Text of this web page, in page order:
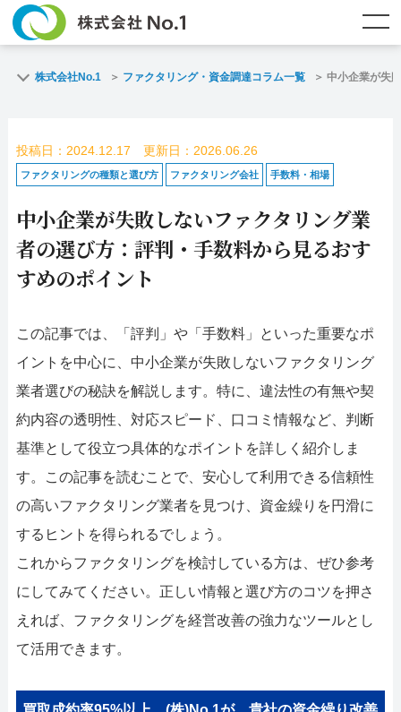
ファクタリングとは？
よくある質問 ファクタリング・資金調達コラム
企業情報 お問い合わせ
名古屋支店HP 福岡支店HP
お問合せ
査定依頼
お問い合わせ
052-414-4107 092-419-2433
おすすめ記事
ファクタリングで通りやすい会社はどういう会社？
株式会社No.1 ファクタリング・資金調達コラム一覧 中小企業が失
投稿日：2024.12.17 更新日：2026.06.26
ファクタリングの種類と選び方 ファクタリング会社 手数料・相場
中小企業が失敗しないファクタリング業
者の選び方：評判・手数料から見るおす
すめのポイント
この記事では、「評判」や「手数料」といった重要なポ
イントを中心に、中小企業が失敗しないファクタリング
業者選びの秘訣を解説します。特に、違法性の有無や契
約内容の透明性、対応スピード、口コミ情報など、判断
基準として役立つ具体的なポイントを詳しく紹介しま
す。この記事を読むことで、安心して利用できる信頼性
の高いファクタリング業者を見つけ、資金繰りを円滑に
するヒントを得られるでしょう。
これからファクタリングを検討している方は、ぜひ参考
にしてみてください。正しい情報と選び方のコツを押さ
えれば、ファクタリングを経営改善の強力なツールとし
て活用できます。